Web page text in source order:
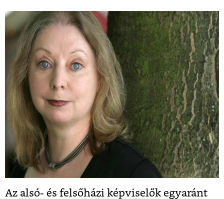
Az alsó- és felsőházi képviselők egyaránt